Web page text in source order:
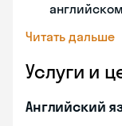
английском
Читать дальше
Услуги и
Английский